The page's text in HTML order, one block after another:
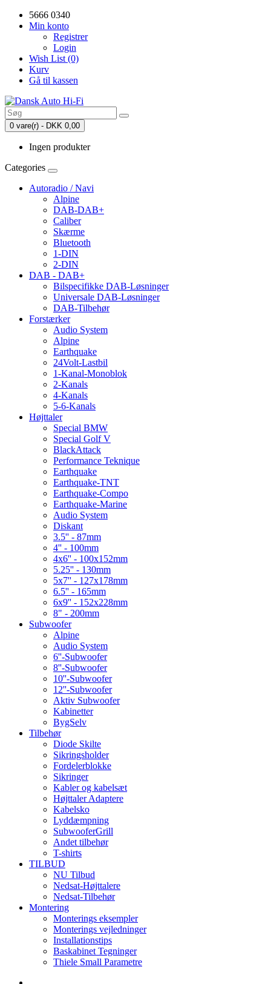
5666 0340
Min konto
Registrer
Login
Wish List (0)
Kurv
Gå til kassen
0 vare(r) - DKK 0,00
Ingen produkter
Categories
Autoradio / Navi
Alpine
DAB-DAB+
Caliber
Skærme
Bluetooth
1-DIN
2-DIN
DAB - DAB+
Bilspecifikke DAB-Løsninger
Universale DAB-Løsninger
DAB-Tilbehør
Forstærker
Audio System
Alpine
Earthquake
24Volt-Lastbil
1-Kanal-Monoblok
2-Kanals
4-Kanals
5-6-Kanals
Højttaler
Special BMW
Special Golf V
BlackAttack
Performance Teknique
Earthquake
Earthquake-TNT
Earthquake-Compo
Earthquake-Marine
Audio System
Diskant
3.5'' - 87mm
4'' - 100mm
4x6'' - 100x152mm
5.25'' - 130mm
5x7'' - 127x178mm
6.5'' - 165mm
6x9'' - 152x228mm
8" - 200mm
Subwoofer
Alpine
Audio System
6''-Subwoofer
8''-Subwoofer
10''-Subwoofer
12''-Subwoofer
Aktiv Subwoofer
Kabinetter
BygSelv
Tilbehør
Diode Skilte
Sikringsholder
Fordelerblokke
Sikringer
Kabler og kabelsæt
Højttaler Adaptere
Kabelsko
Lyddæmpning
SubwooferGrill
Andet tilbehør
T-shirts
TILBUD
NU Tilbud
Nedsat-Højttalere
Nedsat-Tilbehør
Montering
Monterings eksempler
Monterings vejledninger
Installationstips
Baskabinet Tegninger
Thiele Small Parametre